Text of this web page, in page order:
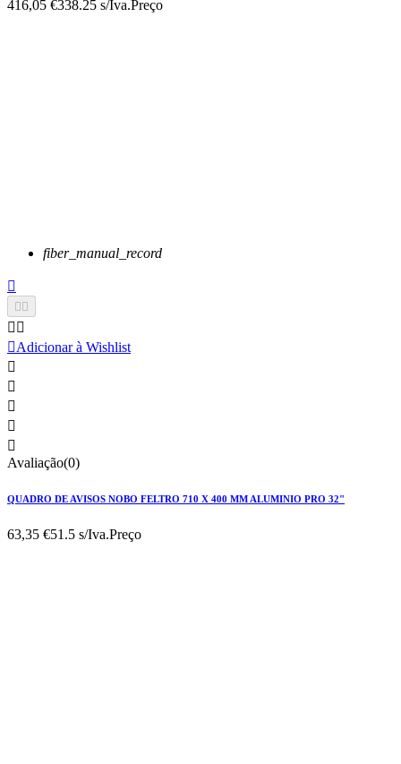
416,05 €338.25 s/Iva.Preço
fiber_manual_record


 
Adicionar à Wishlist





Avaliação(0)
QUADRO DE AVISOS NOBO FELTRO 710 X 400 MM ALUMINIO PRO 32"
63,35 €51.5 s/Iva.Preço